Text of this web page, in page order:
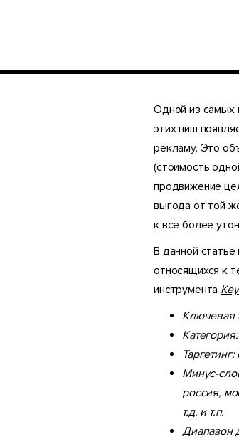
Одной из самых
этих ниш
рекламу. Это
(стоимость
продвижение
выгода от той
к всё более
В данной
относящихся к
инструмента
Ключевая
Минус-
россия,
т.д. и т.п.
Диапазон